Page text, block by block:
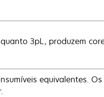
3pL, produzem
equivalentes.